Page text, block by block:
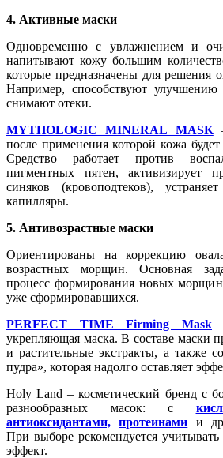
4. Активные маски
Одновременно с увлажнением и
напитывают кожу большим
которые предназначены для решения
Например, способствуют улучшению
снимают отеки.
MYTHOLOGIC MINERAL MASK–
после применения которой кожа будет
Средство работает против
пигментных пятен, активизирует
синяков (кровоподтеков),
капилляры.
5. Антивозрастные маски
Ориентированы на коррекцию
возрастных морщин. Основная
процесс формирования новых
уже сформировавшихся.
PERFECT TIME Firming Mask
укрепляющая маска. В составе маски
и растительные экстракты, а также
пудра», которая надолго оставляет
Holy Land – косметический бренд с
разнообразных масок: с
антиоксидантами,
протеинами и
При выборе рекомендуется
эффект.